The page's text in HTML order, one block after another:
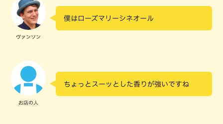
ヴァンソン
僕はローズマリーシネオール
お店の人
ちょっとスーッとした香りが強いですね